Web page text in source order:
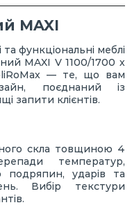
MAXI
функціональні меблі
MAXI V 1100/1700 х
— те, що вам
поєднаний із
запити клієнтів.
скла товщиною 4
температур,
подряпин, ударів та
Вибір текстури